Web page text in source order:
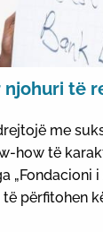
njohuri të
me
how të
„Fondacioni
përfitohen